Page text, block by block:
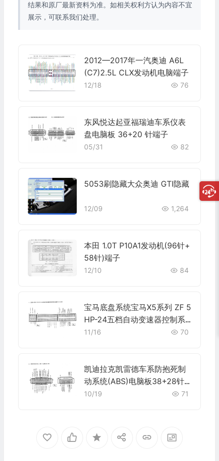
结果和原厂最新资料为准。如相关权利方认为内容不宜
展示，可联系我们处理。
2012—2017年一汽奥迪 A6L
(C7)2.5L CLX发动机电脑端子
12/18 76
东风悦达起亚福瑞迪车系仪表
盘电脑板 36+20 针端子
05/31 82
5053刷隐藏大众奥迪 GTI隐藏
12/09 1,264
本田 1.0T P10A1发动机(96针+
58针)端子
12/10 84
宝马底盘系统宝马X5系列 ZF 5
HP-24五档自动变速器控制系
统电脑板9+52+40针端子
11/16 70
凯迪拉克凯雷德车系防抱死制
动系统(ABS)电脑板38+28针
端子
10/19 71